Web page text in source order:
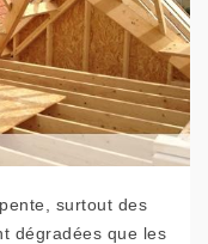
surtout des
dégradées que les